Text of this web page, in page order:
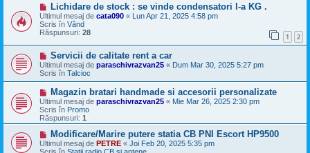
n
o
u
M
e
s
a
j
n
o
u
Lichidare de stock : se vinde condensatori l-a KG .
Ultimul mesaj de cata090 « Lun Apr 21, 2025 4:58 pm
Scris în Vând
Răspunsuri: 28 1 2
M
e
s
a
n
o
u
Servicii de calitate rent a car
Ultimul mesaj de paraschivrazvan25 « Dum Mar 30, 2025 5:27 pm
Scris în Talcioc
M
e
s
a
j
n
o
u
Magazin bratari handmade si accesorii personalizate
Ultimul mesaj de paraschivrazvan25 « Mie Mar 26, 2025 2:30 pm
Scris în Promo
Răspunsuri: 1
M
e
s
Modificare/Marire putere statia CB PNI Escort HP9500
Ultimul mesaj de PETRE « Joi Feb 20, 2025 5:35 pm